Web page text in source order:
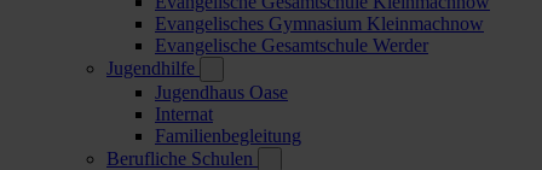
Evangelisches Gymnasium Kleinmachnow
Evangelische Gesamtschule Werder
Jugendhilfe
Jugendhaus Oase
Internat
Familienbegleitung
Berufliche Schulen